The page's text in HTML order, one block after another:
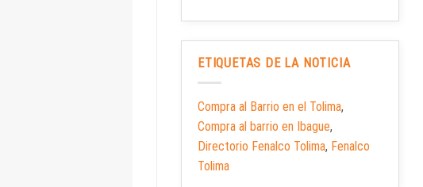
ETIQUETAS DE LA NOTICIA
Compra al Barrio en el Tolima,
Compra al barrio en Ibague,
Directorio Fenalco Tolima, Fenalco
Tolima